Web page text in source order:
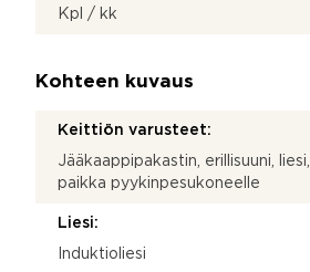
Kpl / kk
Kohteen kuvaus
Keittiön varusteet:
Jääkaappipakastin, erillisuuni,
paikka pyykinpesukoneelle
Liesi:
Induktioliesi